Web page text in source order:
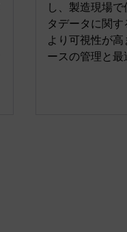
し、製造現場
タデータに関
より可視性が
ースの管理と最